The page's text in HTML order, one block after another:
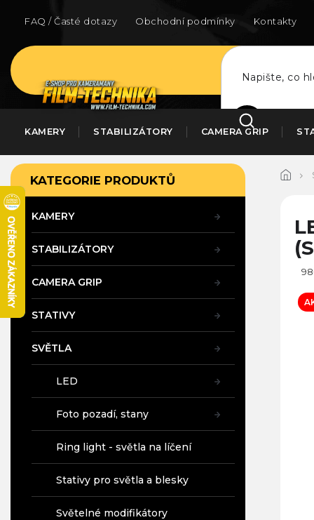
FAQ / Časté dotazy Obchodní podmínky Kontakty
HLEDAT
KAMERY STABILIZÁTORY CAMERA GRIP
P
o
s
t
r
a
n
n
í
p
Přeskočit
kategorie
KATEGORIE PRODUKTŮ
KAMERY
STABILIZÁTORY
CAMERA GRIP
STATIVY
SVĚTLA
LED
Foto pozadí, stany
Ring light - světla na líčení
Stativy pro světla a blesky
Světelné modifikátory